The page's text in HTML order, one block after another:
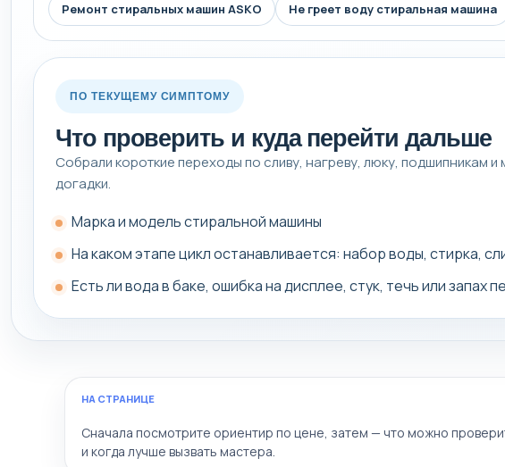
Ремонт стиральных машин ASKO Не греет воду стиральная машина
ПО ТЕКУЩЕМУ СИМПТОМУ
Что проверить и куда перейти дальше
Собрали короткие переходы по сливу, нагреву, люку, подшипникам
догадки.
Марка и модель стиральной машины
На каком этапе цикл останавливается: набор воды, стирка,
Есть ли вода в баке, ошибка на дисплее, стук, течь или запах
НА СТРАНИЦЕ
Сначала посмотрите ориентир по цене, затем — что можно
и когда лучше вызвать мастера.